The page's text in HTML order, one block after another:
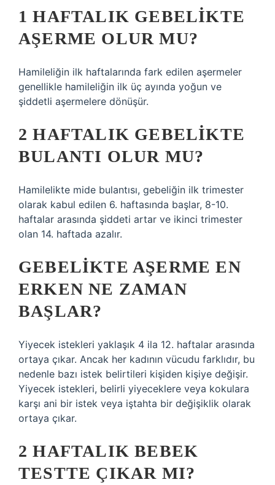
1 HAFTALIK GEBELIKTE
AŞERME OLUR MU?
Hamileliğin ilk haftalarında fark edilen aşermeler
genellikle hamileliğin ilk üç ayında yoğun ve
şiddetli aşermelere dönüşür.
2 HAFTALIK GEBELIKTE
BULANTI OLUR MU?
Hamilelikte mide bulantısı, gebeliğin ilk trimester
olarak kabul edilen 6. haftasında başlar, 8-10.
haftalar arasında şiddeti artar ve ikinci trimester
olan 14. haftada azalır.
GEBELIKTE AŞERME EN
ERKEN NE ZAMAN
BAŞLAR?
Yiyecek istekleri yaklaşık 4 ila 12. haftalar arasında
ortaya çıkar. Ancak her kadının vücudu farklıdır, bu
nedenle bazı istek belirtileri kişiden kişiye değişir.
Yiyecek istekleri, belirli yiyeceklere veya kokulara
karşı ani bir istek veya iştahta bir değişiklik olarak
ortaya çıkar.
2 HAFTALIK BEBEK
TESTTE ÇIKAR MI?